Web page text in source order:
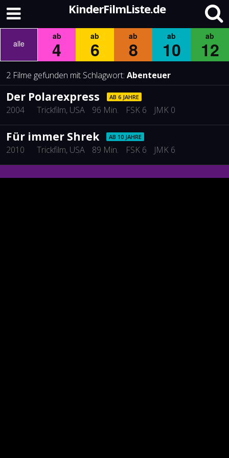
KinderFilmListe.de
alle
ab
4
ab
6
ab
8
ab
10
ab
12
2 Filme gefunden mit Schlagwort: Abenteuer
Der Polarexpress AB 6 JAHRE
2004 Trickfilm, USA 96 Min. FSK 6 JMK 0
Für immer Shrek AB 10 JAHRE
2010 Trickfilm, USA 89 Min. FSK 6 JMK 6